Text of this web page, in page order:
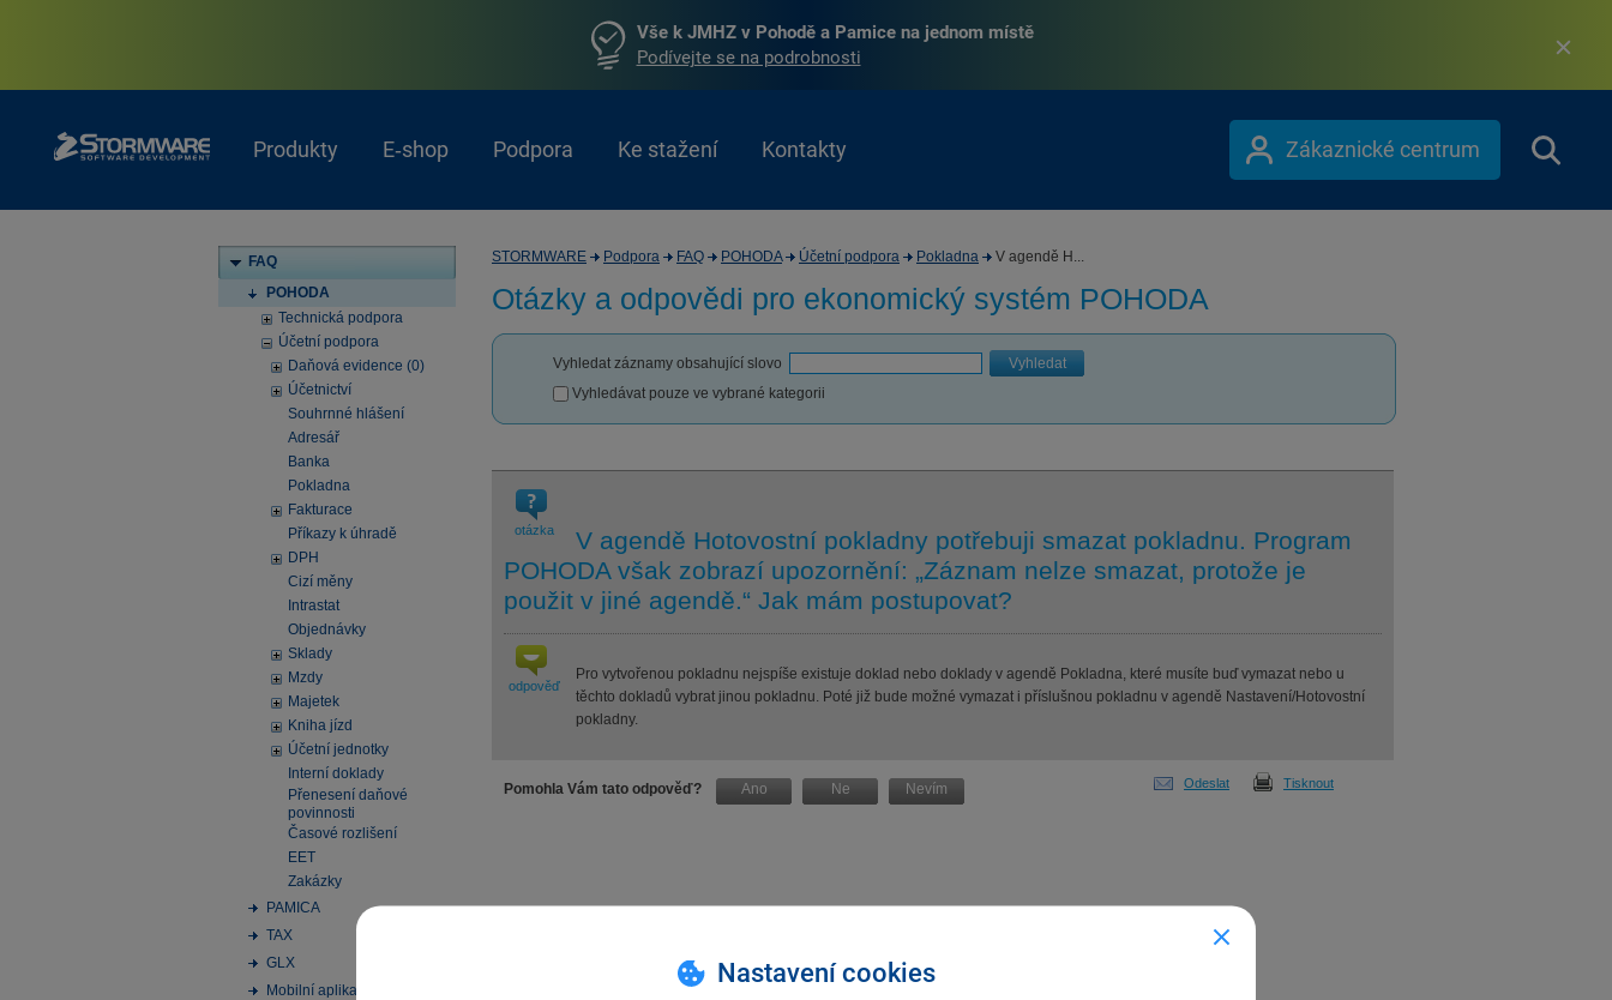
Nastavení cookies
Vše k JMHZ v Pohodě a Pamice na jednom místě
Podívejte se na podrobnosti
Produkty E‑shop Podpora Ke stažení Kontakty Zákaznické centrum
FAQ
POHODA
Technická podpora
Účetní podpora
Daňová evidence (0)
Účetnictví
Souhrnné hlášení
Adresář
Banka
Pokladna
Fakturace
Příkazy k úhradě
DPH
Cizí měny
Intrastat
Objednávky
Sklady
Mzdy
Majetek
Kniha jízd
Účetní jednotky
Interní doklady
Přenesení daňové
povinnosti
Časové rozlišení
EET
Zakázky
PAMICA
TAX
GLX
Mobilní aplikace
STORMWARE Podpora FAQ POHODA Účetní podpora Pokladna V agendě H...
Otázky a odpovědi pro ekonomický systém POHODA
Vyhledat záznamy obsahující slovo
Vyhledat
Vyhledávat pouze ve vybrané kategorii
otázka
V agendě Hotovostní pokladny potřebuji smazat pokladnu. Program
POHODA však zobrazí upozornění: „Záznam nelze smazat, protože je
použit v jiné agendě.“ Jak mám postupovat?
odpověď
Pro vytvořenou pokladnu nejspíše existuje doklad nebo doklady v agendě Pokladna, které musíte buď vymazat nebo u
těchto dokladů vybrat jinou pokladnu. Poté již bude možné vymazat i příslušnou pokladnu v agendě Nastavení/Hotovostní
pokladny.
Pomohla Vám tato odpověď? Ano Ne Nevím Odeslat Tisknout